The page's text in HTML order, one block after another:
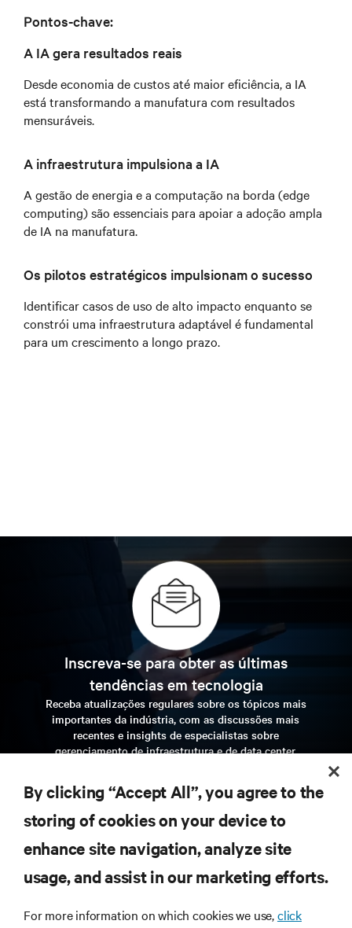
Pontos-chave:
A IA gera resultados reais
Desde economia de custos até maior eficiência, a IA
está transformando a manufatura com resultados
mensuráveis.
A infraestrutura impulsiona a IA
A gestão de energia e a computação na borda (edge
computing) são essenciais para apoiar a adoção ampla
de IA na manufatura.
Os pilotos estratégicos impulsionam o sucesso
Identificar casos de uso de alto impacto enquanto se
constrói uma infraestrutura adaptável é fundamental
para um crescimento a longo prazo.
Inscreva-se para obter as últimas
tendências em tecnologia
Receba atualizações regulares sobre os tópicos mais
importantes da indústria, com as discussões mais
recentes e insights de especialistas sobre
gerenciamento de infraestrutura e de data center.
inscreva-se agora
RECURSOS
By clicking “Accept All”, you agree to the
storing of cookies on your device to
enhance site navigation, analyze site
usage, and assist in our marketing efforts.
For more information on which cookies we use,click